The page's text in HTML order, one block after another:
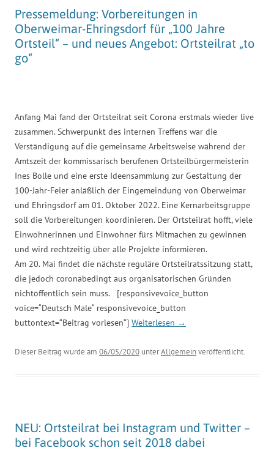
Pressemeldung: Vorbereitungen in
Oberweimar-Ehringsdorf für „100 Jahre
Ortsteil“ – und neues Angebot: Ortsteilrat „to
go“
Anfang Mai fand der Ortsteilrat seit Corona erstmals wieder live
zusammen. Schwerpunkt des internen Treffens war die
Verständigung auf die gemeinsame Arbeitsweise während der
Amtszeit der kommissarisch berufenen Ortsteilbürgermeisterin
Ines Bolle und eine erste Ideensammlung zur Gestaltung der
100-Jahr-Feier anläßlich der Eingemeindung von Oberweimar
und Ehringsdorf am 01. Oktober 2022. Eine Kernarbeitsgruppe
soll die Vorbereitungen koordinieren. Der Ortsteilrat hofft, viele
Einwohnerinnen und Einwohner fürs Mitmachen zu gewinnen
und wird rechtzeitig über alle Projekte informieren.
Am 20. Mai findet die nächste reguläre Ortsteilratssitzung statt,
die jedoch coronabedingt aus organisatorischen Gründen
nichtöffentlich sein muss. [responsivevoice_button
voice=“Deutsch Male“ responsivevoice_button
buttontext=“Beitrag vorlesen“] Weiterlesen →
Dieser Beitrag wurde am 06/05/2020 unterAllgemeinveröffentlicht.
NEU: Ortsteilrat bei Instagram und Twitter –
bei Facebook schon seit 2018 dabei